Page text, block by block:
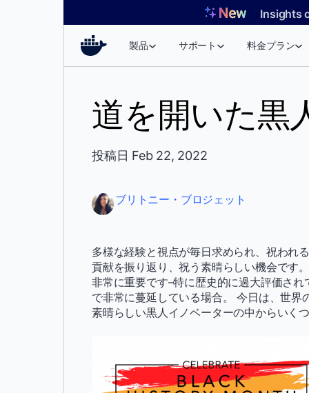
Insights
製品 サポート 料金プラン
道を開いた黒
投稿日 Feb 22, 2022
ブリトニー・ブロジェット
多様な経験と視点が毎日求められ、祝われ
貢献を振り返り、祝う素晴らしい機会です
非常に重要です–特に歴史的に過大評価さ
で非常に蔓延している場合。 今日は、世
素晴らしい黒人イノベーターの中からいくつ